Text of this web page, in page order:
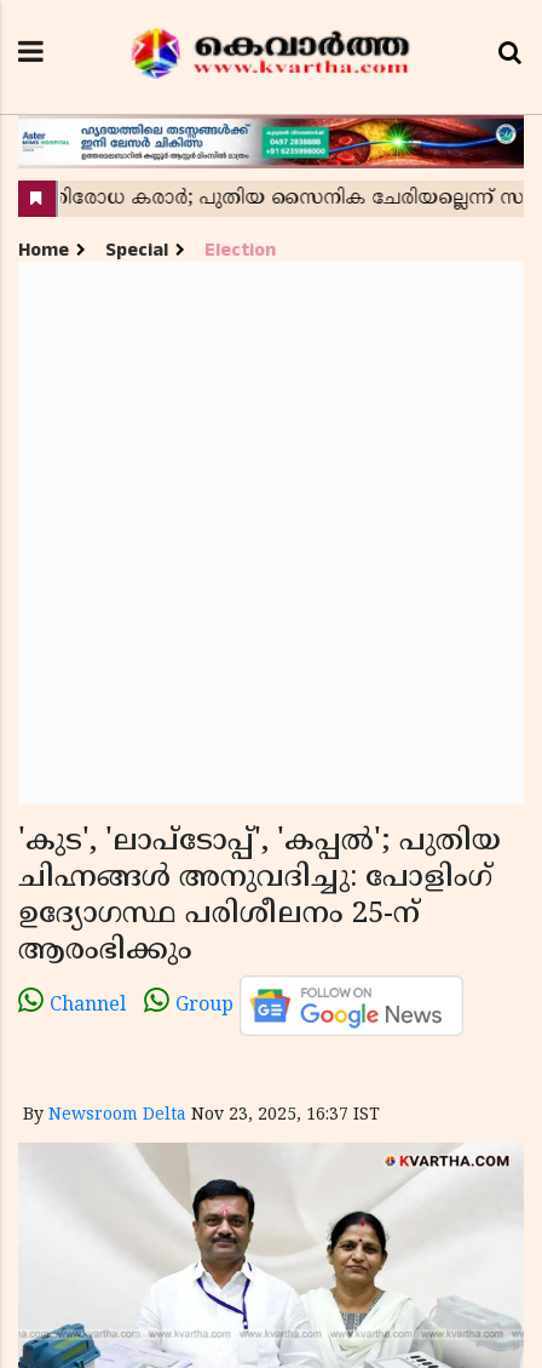
Home Special Election
'കുട', 'ലാപ്ടോപ്പ്', 'കപ്പൽ'; പുതിയ
ചിഹ്നങ്ങൾ അനുവദിച്ചു: പോളിംഗ്
ഉദ്യോഗസ്ഥ പരിശീലനം 25-ന്
ആരംഭിക്കും
Channel Group
By Newsroom Delta Nov 23, 2025, 16:37 IST